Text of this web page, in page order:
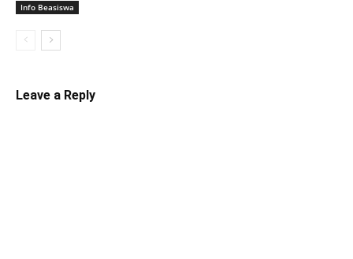
Info Beasiswa
Leave a Reply